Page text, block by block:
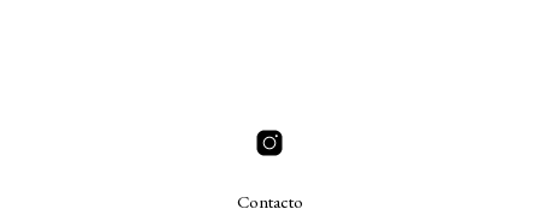
Contacto